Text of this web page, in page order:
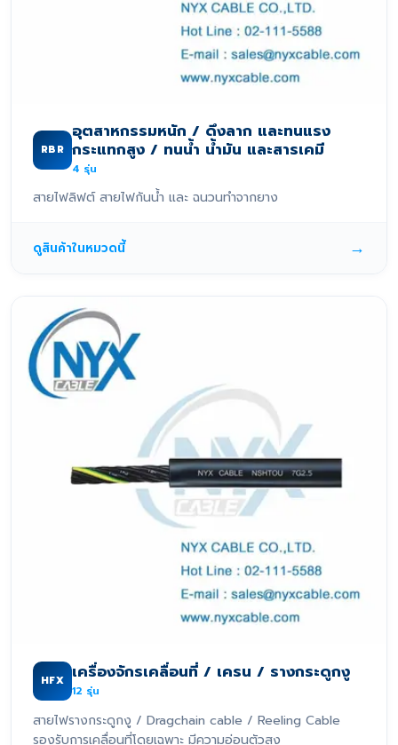
RBR
อุตสาหกรรมหนัก / ดึงลาก และทนแรง
กระแทกสูง / ทนน้ำ น้ำมัน และสารเคมี
4 รุ่น
สายไฟลิฟต์ สายไฟกันน้ำ และ ฉนวนทำจากยาง
ดูสินค้าในหมวดนี้ →
HFX เครื่องจักรเคลื่อนที่ / เครน / รางกระดูกงู
12 รุ่น
สายไฟรางกระดูกงู / Dragchain cable / Reeling Cable
รองรับการเคลื่อนที่โดยเฉพาะ มีความอ่อนตัวสูง